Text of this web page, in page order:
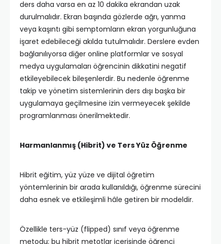
ders daha varsa en az 10 dakika ekrandan uzak
durulmalıdır. Ekran başında gözlerde ağrı, yanma
veya kaşıntı gibi semptomların ekran yorgunluğuna
işaret edebileceği akılda tutulmalıdır. Derslere evden
bağlanılıyorsa diğer online platformlar ve sosyal
medya uygulamaları öğrencinin dikkatini negatif
etkileyebilecek bileşenlerdir. Bu nedenle öğrenme
takip ve yönetim sistemlerinin ders dışı başka bir
uygulamaya geçilmesine izin vermeyecek şekilde
programlanması önerilmektedir.
Harmanlanmış (Hibrit) ve Ters Yüz Öğrenme
Hibrit eğitim, yüz yüze ve dijital öğretim
yöntemlerinin bir arada kullanıldığı, öğrenme sürecini
daha esnek ve etkileşimli hâle getiren bir modeldir.
Özellikle ters-yüz (flipped) sınıf veya öğrenme
metodu; bu hibrit metotlar içerisinde öğrenci